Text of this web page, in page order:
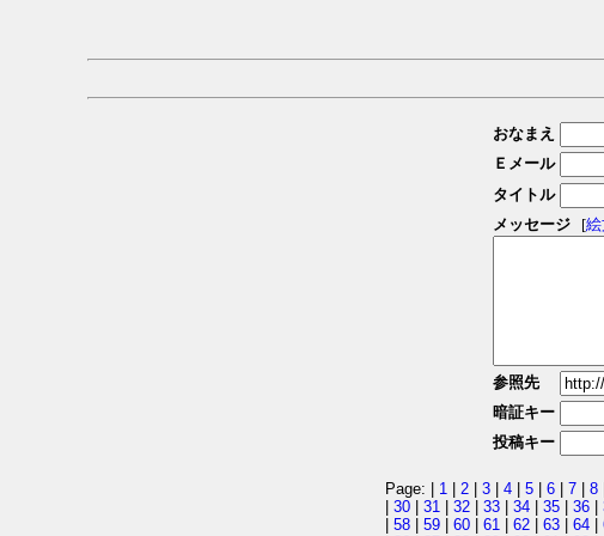
おなまえ
Ｅメール
タイトル
メッセージ
[絵
参照先
暗証キー
投稿キー
Page: | 1 2 3 4 5 6 7 8
30 31 32 33 34 35 36
58 59 60 61 62 63 64